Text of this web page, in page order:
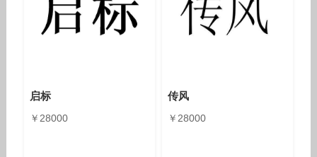
启标
￥28000
传风
￥28000